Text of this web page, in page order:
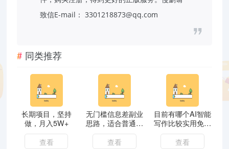
致信E-mail： 3301218873@qq.com
同类推荐
长期项目，坚持
做，月入5W+
查看
无门槛信息差副业
思路，适合普通人
操作的项目
查看
目前有哪个AI智能
写作比较实用免费
的？
查看